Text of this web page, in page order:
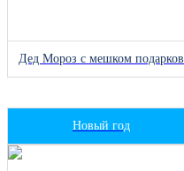
Дед Мороз с мешком подарков
Новый год